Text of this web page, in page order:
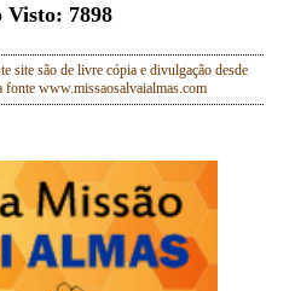
Visto: 7898
site são de livre cópia e divulgação desde
fonte www.missaosalvaialmas.com